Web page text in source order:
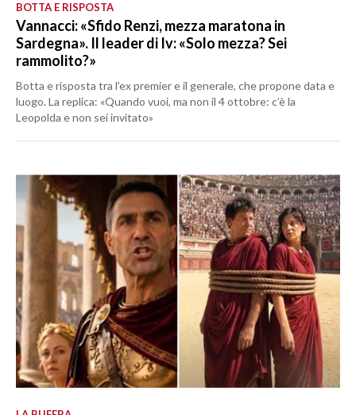
BOTTA E RISPOSTA
Vannacci: «Sfido Renzi, mezza maratona in
Sardegna». Il leader di Iv: «Solo mezza? Sei
rammolito?»
Botta e risposta tra l’ex premier e il generale, che propone data e
luogo. La replica: «Quando vuoi, ma non il 4 ottobre: c’è la
Leopolda e non sei invitato»